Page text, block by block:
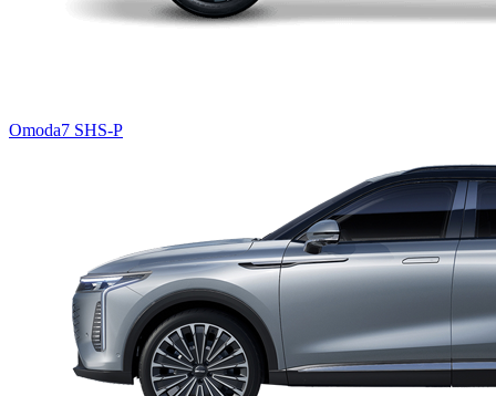
Omoda7 SHS-P